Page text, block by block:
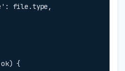
{